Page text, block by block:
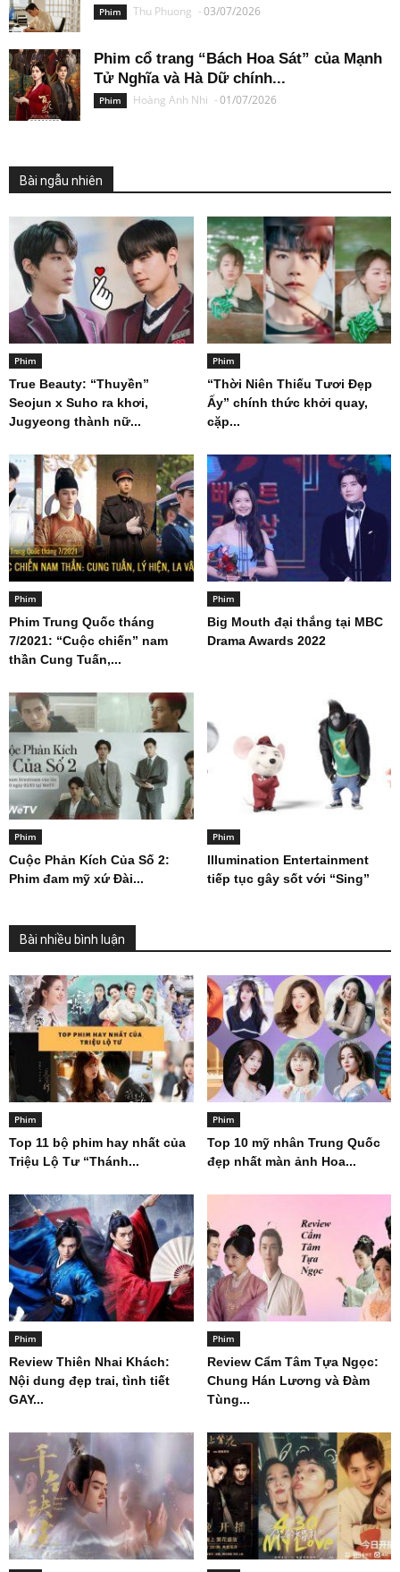
Phim Thu Phuong -03/07/2026
Phim cổ trang “Bách Hoa Sát” của Mạnh
Tử Nghĩa và Hà Dữ chính...
Phim Hoàng Anh Nhi -01/07/2026
Bài ngẫu nhiên
Phim
True Beauty: “Thuyền”
Seojun x Suho ra khơi,
Jugyeong thành nữ...
Phim
“Thời Niên Thiếu Tươi Đẹp
Ấy” chính thức khởi quay,
cặp...
Phim
Phim Trung Quốc tháng
7/2021: “Cuộc chiến” nam
thần Cung Tuấn,...
Phim
Big Mouth đại thắng tại MBC
Drama Awards 2022
Phim
Cuộc Phản Kích Của Số 2:
Phim đam mỹ xứ Đài...
Phim
Illumination Entertainment
tiếp tục gây sốt với “Sing”
Bài nhiều bình luận
Phim
Top 11 bộ phim hay nhất của
Triệu Lộ Tư “Thánh...
Phim
Top 10 mỹ nhân Trung Quốc
đẹp nhất màn ảnh Hoa...
Phim
Review Thiên Nhai Khách:
Nội dung đẹp trai, tình tiết
GAY...
Phim
Review Cẩm Tâm Tựa Ngọc:
Chung Hán Lương và Đàm
Tùng...